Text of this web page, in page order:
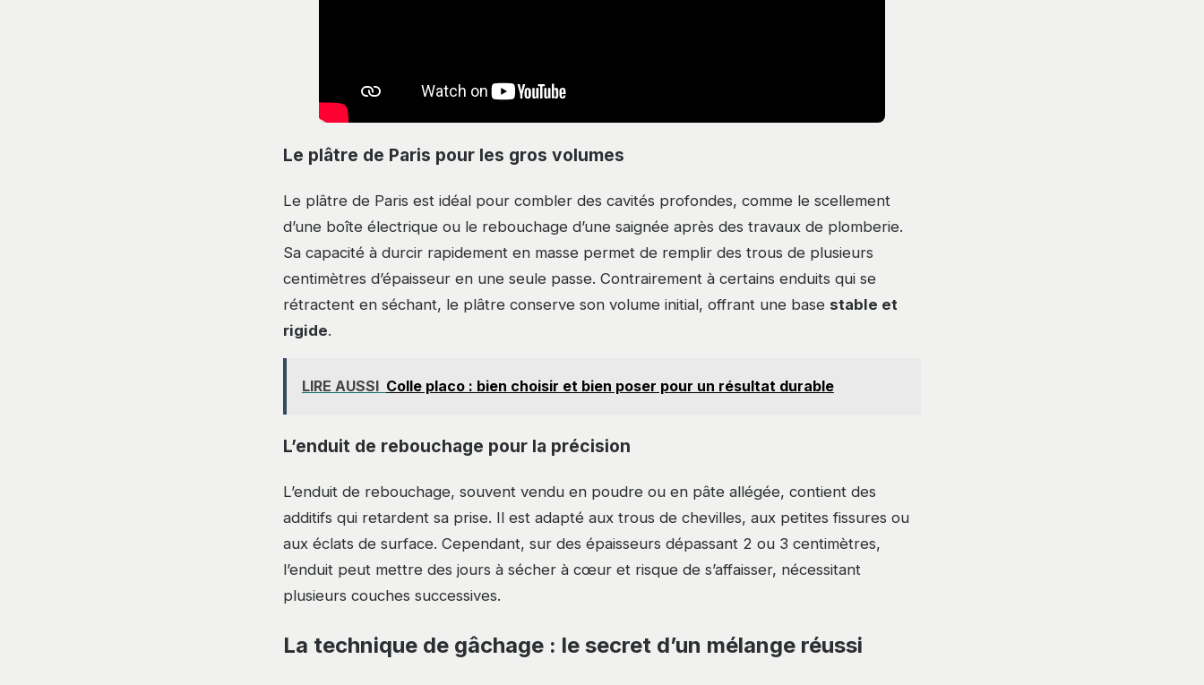
Le plâtre de Paris pour les gros volumes
Le plâtre de Paris est idéal pour combler des cavités profondes, comme le scellement
d’une boîte électrique ou le rebouchage d’une saignée après des travaux de plomberie.
Sa capacité à durcir rapidement en masse permet de remplir des trous de plusieurs
centimètres d’épaisseur en une seule passe. Contrairement à certains enduits qui se
rétractent en séchant, le plâtre conserve son volume initial, offrant une base stable et
rigide.
LIRE AUSSI Colle placo : bien choisir et bien poser pour un résultat durable
L’enduit de rebouchage pour la précision
L’enduit de rebouchage, souvent vendu en poudre ou en pâte allégée, contient des
additifs qui retardent sa prise. Il est adapté aux trous de chevilles, aux petites fissures ou
aux éclats de surface. Cependant, sur des épaisseurs dépassant 2 ou 3 centimètres,
l’enduit peut mettre des jours à sécher à cœur et risque de s’affaisser, nécessitant
plusieurs couches successives.
La technique de gâchage : le secret d’un mélange réussi